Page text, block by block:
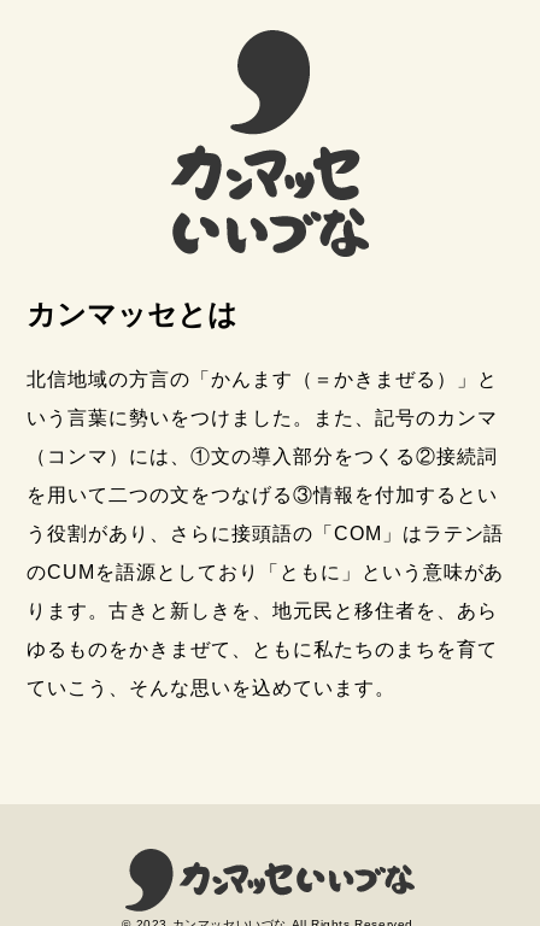
カンマッセとは
北信地域の方言の「かんます（＝かきまぜる）」と
いう言葉に勢いをつけました。また、記号のカンマ
（コンマ）には、①文の導入部分をつくる②接続詞
を用いて二つの文をつなげる③情報を付加するとい
う役割があり、さらに接頭語の「COM」はラテン語
のCUMを語源としており「ともに」という意味があ
ります。古きと新しきを、地元民と移住者を、あら
ゆるものをかきまぜて、ともに私たちのまちを育て
ていこう、そんな思いを込めています。